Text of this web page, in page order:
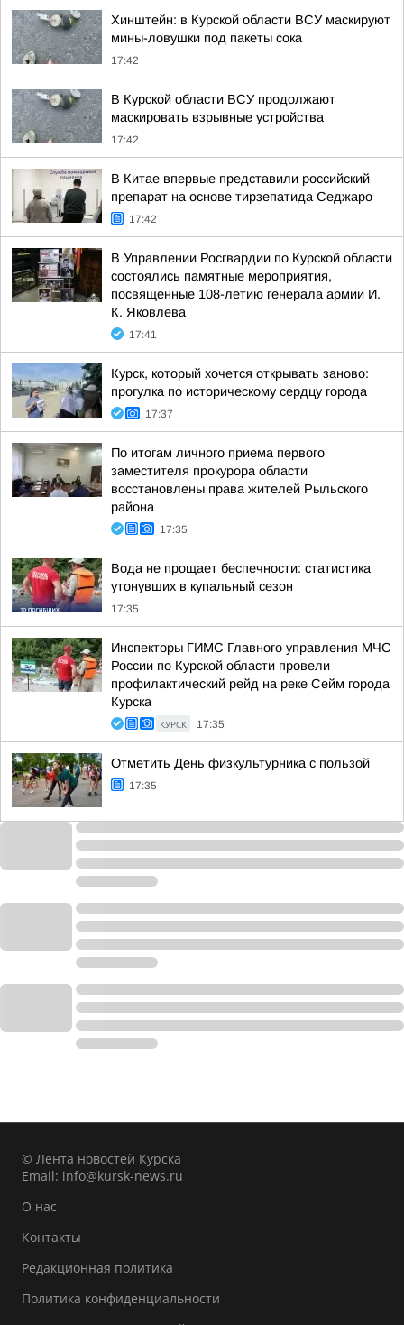
Хинштейн: в Курской области ВСУ маскируют
мины-ловушки под пакеты сока
17:42
В Курской области ВСУ продолжают
маскировать взрывные устройства
17:42
В Китае впервые представили российский
препарат на основе тирзепатида Седжаро
17:42
В Управлении Росгвардии по Курской области
состоялись памятные мероприятия,
посвященные 108-летию генерала армии И.
К. Яковлева
17:41
Курск, который хочется открывать заново:
прогулка по историческому сердцу города
17:37
По итогам личного приема первого
заместителя прокурора области
восстановлены права жителей Рыльского
района
17:35
Вода не прощает беспечности: статистика
утонувших в купальный сезон
17:35
Инспекторы ГИМС Главного управления МЧС
России по Курской области провели
профилактический рейд на реке Сейм города
Курска
КУРСК 17:35
Отметить День физкультурника с пользой
17:35
© Лента новостей Курска
Email: info@kursk-news.ru
О нас
Контакты
Редакционная политика
Политика конфиденциальности